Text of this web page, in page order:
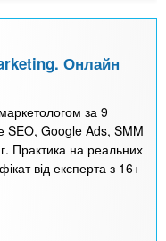
Онлайн
за 9
SEO, Google Ads, SMM
Практика на реальних
від експерта з 16+